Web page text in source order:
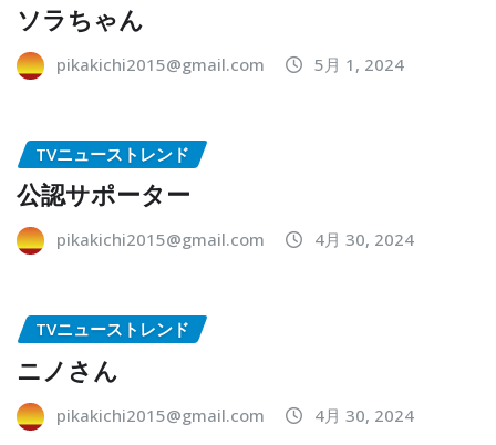
ソラちゃん
pikakichi2015@gmail.com 5月 1, 2024
TVニューストレンド
公認サポーター
pikakichi2015@gmail.com 4月 30, 2024
TVニューストレンド
ニノさん
pikakichi2015@gmail.com 4月 30, 2024